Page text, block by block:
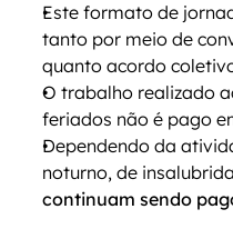
Este formato de
tanto por meio de
quanto acordo
O trabalho realizado
feriados não é pago
Dependendo da
continuam sendo